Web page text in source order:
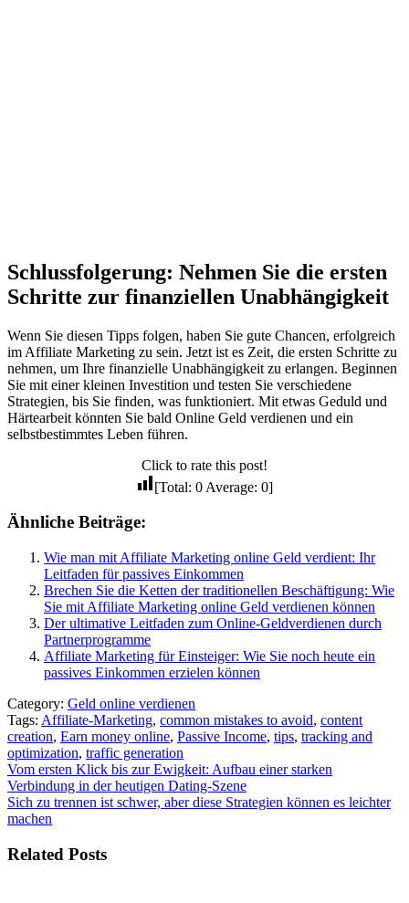
Schlussfolgerung: Nehmen Sie die ersten
Schritte zur finanziellen Unabhängigkeit
Wenn Sie diesen Tipps folgen, haben Sie gute Chancen, erfolgreich
im Affiliate Marketing zu sein. Jetzt ist es Zeit, die ersten Schritte zu
nehmen, um Ihre finanzielle Unabhängigkeit zu erlangen. Beginnen
Sie mit einer kleinen Investition und testen Sie verschiedene
Strategien, bis Sie finden, was funktioniert. Mit etwas Geduld und
Härtearbeit könnten Sie bald Online Geld verdienen und ein
selbstbestimmtes Leben führen.
Click to rate this post!
[Total: 0 Average: 0]
Ähnliche Beiträge:
Wie man mit Affiliate Marketing online Geld verdient: Ihr
Leitfaden für passives Einkommen
Brechen Sie die Ketten der traditionellen Beschäftigung: Wie
Sie mit Affiliate Marketing online Geld verdienen können
Der ultimative Leitfaden zum Online-Geldverdienen durch
Partnerprogramme
Affiliate Marketing für Einsteiger: Wie Sie noch heute ein
passives Einkommen erzielen können
Category: Geld online verdienen
Tags: Affiliate-Marketing, common mistakes to avoid, content
creation, Earn money online, Passive Income, tips, tracking and
optimization, traffic generation
Beitragsnavigation
Vom ersten Klick bis zur Ewigkeit: Aufbau einer starken
Verbindung in der heutigen Dating-Szene
Sich zu trennen ist schwer, aber diese Strategien können es leichter
machen
Related Posts